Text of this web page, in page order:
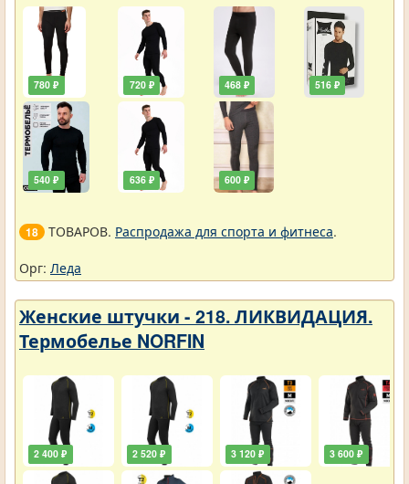
780 ₽
540 ₽
720 ₽
636 ₽
468 ₽
600 ₽
516 ₽
18 ТОВАРОВ. Распродажа для спорта и фитнеса.
Орг: Леда
Женские штучки - 218. ЛИКВИДАЦИЯ.
Термобелье NORFIN
2 400 ₽ 2 520 ₽ 3 120 ₽ 3 600 ₽